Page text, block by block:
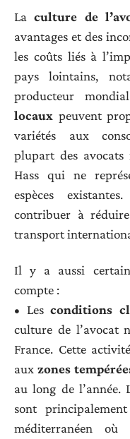
Laculture de
avantages et des
les coûts liés à
pays lointains,
producteur
locaux peuvent
variétés aux
plupart des
Hass qui ne
espèces
contribuer à
transport
Il y a aussi
compte :
• Les conditions
culture de l’avocat
France. Cette
aux zones
au long de l’année.
sont
méditerranéen